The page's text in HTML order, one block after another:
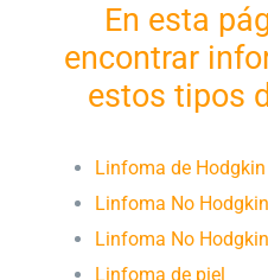
En esta
encontrar
estos tipos
Linfoma de Hodgkin
Linfoma No Hodgkin
Linfoma No
Linfoma de piel